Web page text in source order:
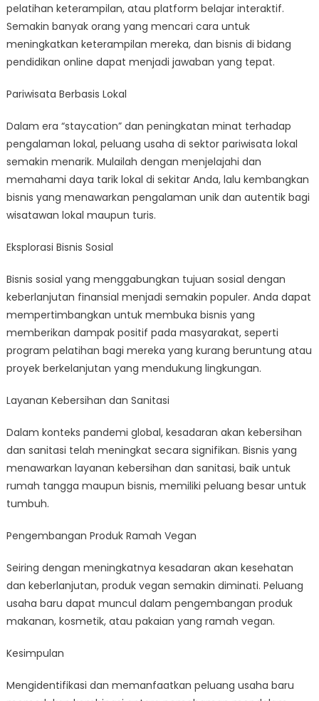
pelatihan keterampilan, atau platform belajar interaktif.
Semakin banyak orang yang mencari cara untuk
meningkatkan keterampilan mereka, dan bisnis di bidang
pendidikan online dapat menjadi jawaban yang tepat.
Pariwisata Berbasis Lokal
Dalam era “staycation” dan peningkatan minat terhadap
pengalaman lokal, peluang usaha di sektor pariwisata lokal
semakin menarik. Mulailah dengan menjelajahi dan
memahami daya tarik lokal di sekitar Anda, lalu kembangkan
bisnis yang menawarkan pengalaman unik dan autentik bagi
wisatawan lokal maupun turis.
Eksplorasi Bisnis Sosial
Bisnis sosial yang menggabungkan tujuan sosial dengan
keberlanjutan finansial menjadi semakin populer. Anda dapat
mempertimbangkan untuk membuka bisnis yang
memberikan dampak positif pada masyarakat, seperti
program pelatihan bagi mereka yang kurang beruntung atau
proyek berkelanjutan yang mendukung lingkungan.
Layanan Kebersihan dan Sanitasi
Dalam konteks pandemi global, kesadaran akan kebersihan
dan sanitasi telah meningkat secara signifikan. Bisnis yang
menawarkan layanan kebersihan dan sanitasi, baik untuk
rumah tangga maupun bisnis, memiliki peluang besar untuk
tumbuh.
Pengembangan Produk Ramah Vegan
Seiring dengan meningkatnya kesadaran akan kesehatan
dan keberlanjutan, produk vegan semakin diminati. Peluang
usaha baru dapat muncul dalam pengembangan produk
makanan, kosmetik, atau pakaian yang ramah vegan.
Kesimpulan
Mengidentifikasi dan memanfaatkan peluang usaha baru